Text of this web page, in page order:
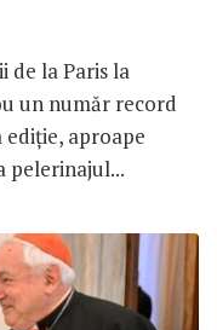
de la Paris la
un număr record
ediție, aproape
pelerinajul...